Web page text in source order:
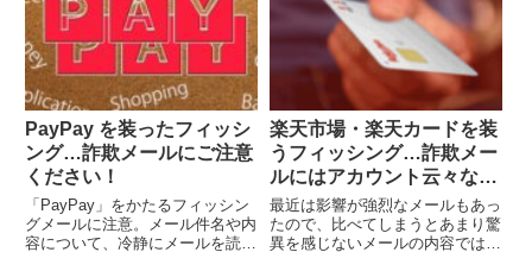
PayPay を装ったフィッシ
ング…詐欺メールにご注意
ください！
「PayPay」をかたるフィッシン
グメールに注意。メール件名や内
容について、冷静にメールを読む
楽天市場・楽天カードを装
うフィッシング…詐欺メー
ルにはアカウント云々な
ど！
最近は影響が強烈なメールもあっ
たので、比べてしまうとあまり驚
異を感じないメールの内容ではあ